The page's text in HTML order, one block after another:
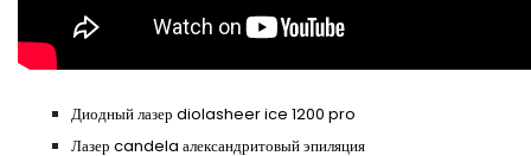
Диодный лазер diolasheer ice 1200 pro
Лазер candela александритовый эпиляция